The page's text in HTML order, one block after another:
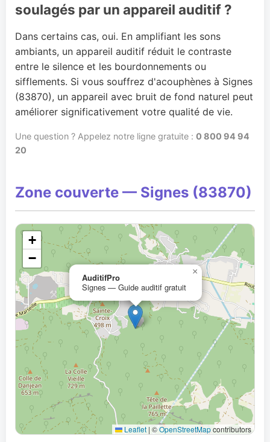
soulagés par un appareil auditif ?
Dans certains cas, oui. En amplifiant les sons
ambiants, un appareil auditif réduit le contraste
entre le silence et les bourdonnements ou
sifflements. Si vous souffrez d'acouphènes à Signes
(83870), un appareil avec bruit de fond naturel peut
améliorer significativement votre qualité de vie.
Une question ? Appelez notre ligne gratuite : 0 800 94 94
20
Zone couverte — Signes (83870)
AuditifPro
Signes — Guide auditif gratuit
×
+
−
Leaflet | ©OpenStreetMapcontributors